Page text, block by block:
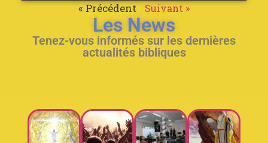
« Précédent Suivant »
Les News
Tenez-vous informés sur les dernières
actualités bibliques